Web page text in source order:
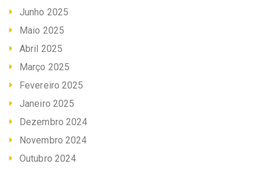
Junho 2025
Maio 2025
Abril 2025
Março 2025
Fevereiro 2025
Janeiro 2025
Dezembro 2024
Novembro 2024
Outubro 2024